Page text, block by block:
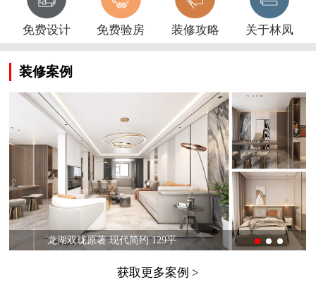
免费设计 免费验房 装修攻略 关于林凤
装修案例
龙湖双珑原著 现代简约 129平
获取更多案例 >